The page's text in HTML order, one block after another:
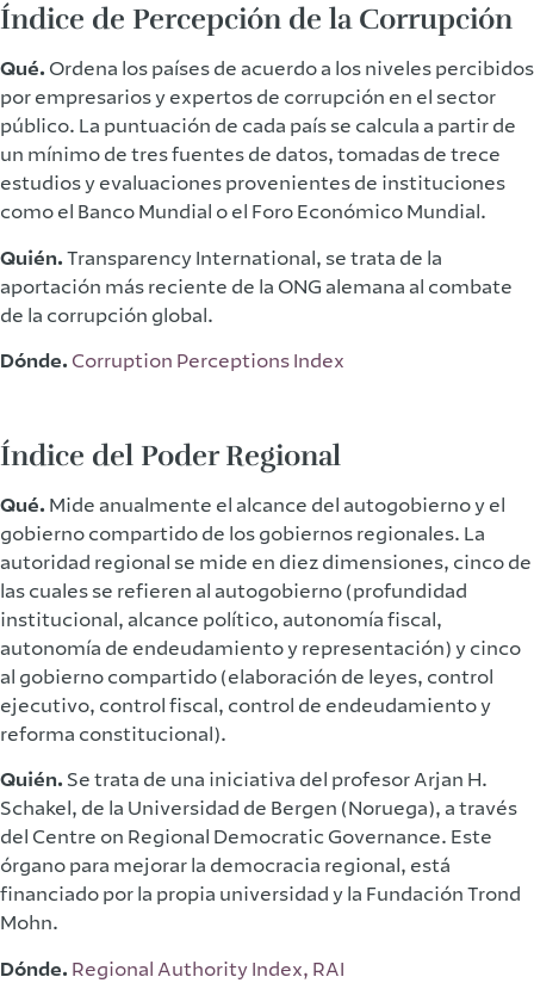
Índice de Percepción de la Corrupción
Qué. Ordena los países de acuerdo a los niveles percibidos
por empresarios y expertos de corrupción en el sector
público. La puntuación de cada país se calcula a partir de
un mínimo de tres fuentes de datos, tomadas de trece
estudios y evaluaciones provenientes de instituciones
como el Banco Mundial o el Foro Económico Mundial.
Quién.Transparency International, se trata de la
aportación más reciente de la ONG alemana al combate
de la corrupción global.
Dónde. Corruption Perceptions Index
Índice del Poder Regional
Qué. Mide anualmente el alcance del autogobierno y el
gobierno compartido de los gobiernos regionales. La
autoridad regional se mide en diez dimensiones, cinco de
las cuales se refieren al autogobierno (profundidad
institucional, alcance político, autonomía fiscal,
autonomía de endeudamiento y representación) y cinco
al gobierno compartido (elaboración de leyes, control
ejecutivo, control fiscal, control de endeudamiento y
reforma constitucional).
Quién. Se trata de una iniciativa del profesor Arjan H.
Schakel, de la Universidad de Bergen (Noruega), a través
del Centre on Regional Democratic Governance. Este
órgano para mejorar la democracia regional, está
financiado por la propia universidad y la Fundación Trond
Mohn.
Dónde. Regional Authority Index, RAI